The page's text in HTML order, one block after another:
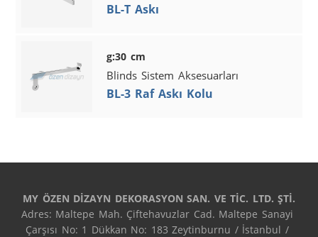
BL-T Askı
g:30 cm
Blinds Sistem Aksesuarları
BL-3 Raf Askı Kolu
MY ÖZEN DİZAYN DEKORASYON SAN. VE TİC. LTD. ŞTİ.
Adres: Maltepe Mah. Çiftehavuzlar Cad. Maltepe Sanayi
Çarşısı No: 1 Dükkan No: 183 Zeytinburnu / İstanbul /